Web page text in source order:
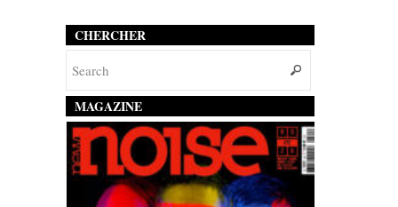
CHERCHER
MAGAZINE